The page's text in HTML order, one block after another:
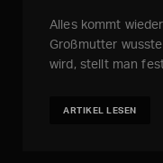
Alles kommt
Großmutter
wird, stellt man
ARTIKEL LESEN